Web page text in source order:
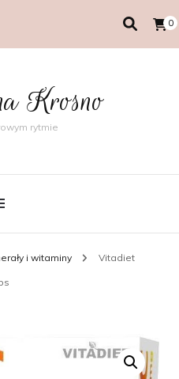
0
Krosno
rytmie
i witaminy Vitadiet